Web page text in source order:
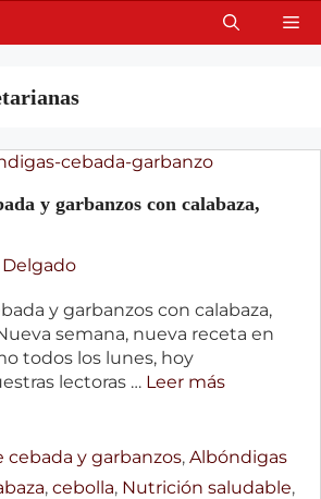
y garbanzos con calabaza,
y garbanzos con calabaza,
semana, nueva receta en
todos los lunes, hoy
lectoras … Leer más
cebada y garbanzos, Albóndigas
, cebolla, Nutrición saludable,